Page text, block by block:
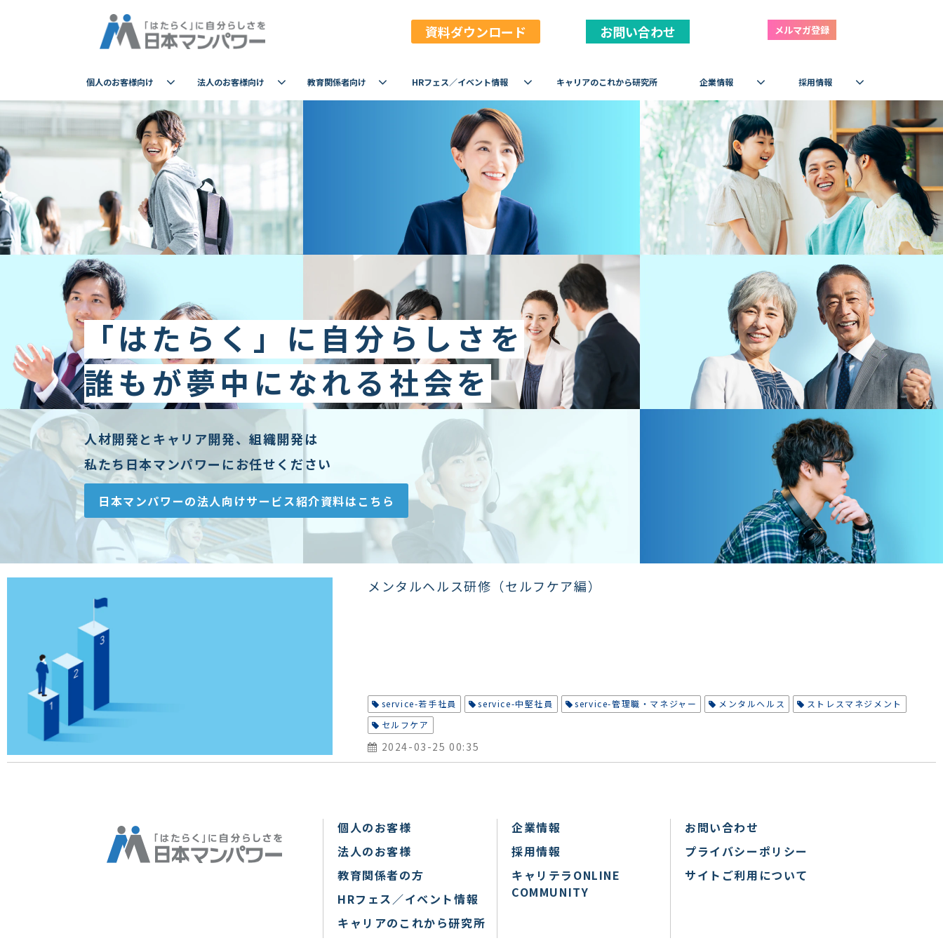
資料ダウンロード お問い合わせ メルマガ登録
個人のお客様向け 法人のお客様向け 教育関係者向け HRフェス／イベント情報 キャリアのこれから研究所 企業情報 採用情報
「はたらく」に自分らしさを
誰もが夢中になれる社会を
人材開発とキャリア開発、組織開発は
私たち日本マンパワーにお任せください
日本マンパワーの法人向けサービス紹介資料はこちら
メンタルヘルス研修（セルフケア編）
service-若手社員 service-中堅社員 service-管理職・マネジャー メンタルヘルス
ストレスマネジメント
セルフケア
2024-03-25 00:35
個人のお客様
法人のお客様
教育関係者の方
HRフェス／イベント情報
キャリアのこれから研究所
企業情報
採用情報
キャリテラONLINE
COMMUNITY
お問い合わせ
プライバシーポリシー
サイトご利用について